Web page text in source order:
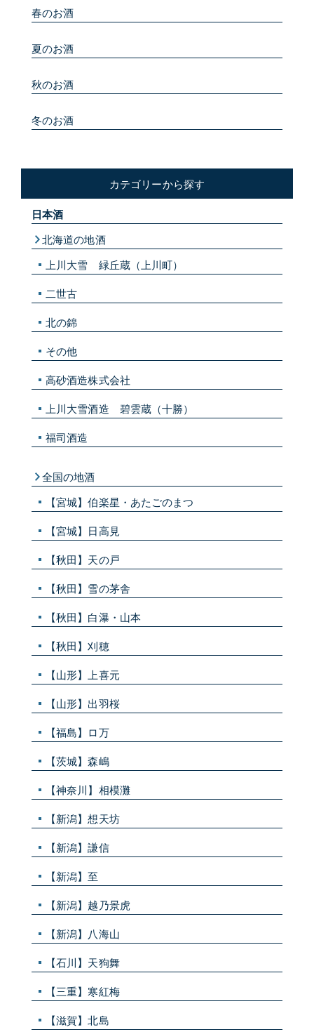
春のお酒
夏のお酒
秋のお酒
冬のお酒
カテゴリーから探す
日本酒
北海道の地酒
上川大雪 緑丘蔵（上川町）
二世古
北の錦
その他
高砂酒造株式会社
上川大雪酒造 碧雲蔵（十勝）
福司酒造
全国の地酒
【宮城】伯楽星・あたごのまつ
【宮城】日高見
【秋田】天の戸
【秋田】雪の茅舎
【秋田】白瀑・山本
【秋田】刈穂
【山形】上喜元
【山形】出羽桜
【福島】ロ万
【茨城】森嶋
【神奈川】相模灘
【新潟】想天坊
【新潟】謙信
【新潟】至
【新潟】越乃景虎
【新潟】八海山
【石川】天狗舞
【三重】寒紅梅
【滋賀】北島